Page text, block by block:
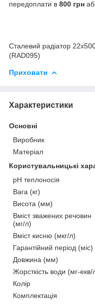
передоплати в 800 грн
Сталевий радіатор
(RAD095)
Приховати
Характеристики
Основні
Виробник
Матеріал
Користувальницькі
pH теплоносія
Вага (кг)
Висота (мм)
Вміст зважених речовин
(мг/л)
Вміст кисню (мкг/л)
Гарантійний період (міс)
Довжина (мм)
Жорсткість води (мг-екв/
Колір
Комплектація